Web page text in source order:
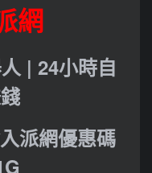
網
| 24小時自
派網優惠碼